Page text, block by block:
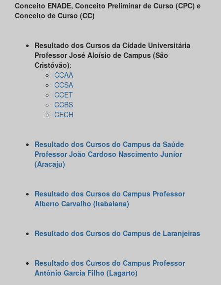
Conceito ENADE, Conceito Preliminar de Curso (CPC) e
Conceito de Curso (CC)
Resultado dos Cursos da Cidade Universitária
Professor José Aloísio de Campus (São
Cristóvão):
CCAA
CCSA
CCET
CCBS
CECH
Resultado dos Cursos do Campus da Saúde
Professor João Cardoso Nascimento Junior
(Aracaju)
Resultado dos Cursos do Campus Professor
Alberto Carvalho (Itabaiana)
Resultado dos Cursos do Campus de Laranjeiras
Resultado dos Cursos do Campus Professor
Antônio Garcia Filho (Lagarto)